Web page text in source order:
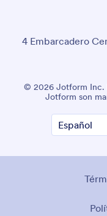
4 Embarcadero
© 2026 Jotform Inc.
Jotform son